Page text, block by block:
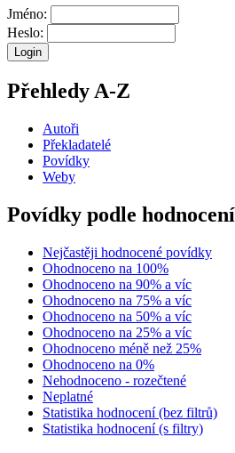
Jméno:
Heslo:
Přehledy A-Z
Autoři
Překladatelé
Povídky
Weby
Povídky podle hodnocení
Nejčastěji hodnocené povídky
Ohodnoceno na 100%
Ohodnoceno na 90% a víc
Ohodnoceno na 75% a víc
Ohodnoceno na 50% a víc
Ohodnoceno na 25% a víc
Ohodnoceno méně než 25%
Ohodnoceno na 0%
Nehodnoceno - rozečtené
Neplatné
Statistika hodnocení (bez filtrů)
Statistika hodnocení (s filtry)